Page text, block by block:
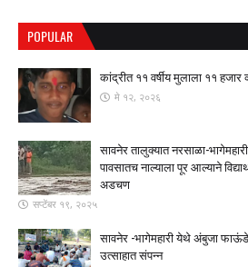
POPULAR
कांद्रीत ११ वर्षीय मुलाला ११ हजार
मे १२, २०२६
सावनेर तालुक्यात नरसाळा-
पावसातच नाल्याला पूर आल्याने
अडचण
सप्टेंबर १९, २०२५
सावनेर -भागेमहारी येथे अंबुजा
उत्साहात संपन्न